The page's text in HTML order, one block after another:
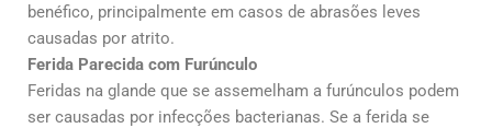
benéfico, principalmente em casos de abrasões leves
causadas por atrito.
Ferida Parecida com Furúnculo
Feridas na glande que se assemelham a furúnculos podem
ser causadas por infecções bacterianas. Se a ferida se